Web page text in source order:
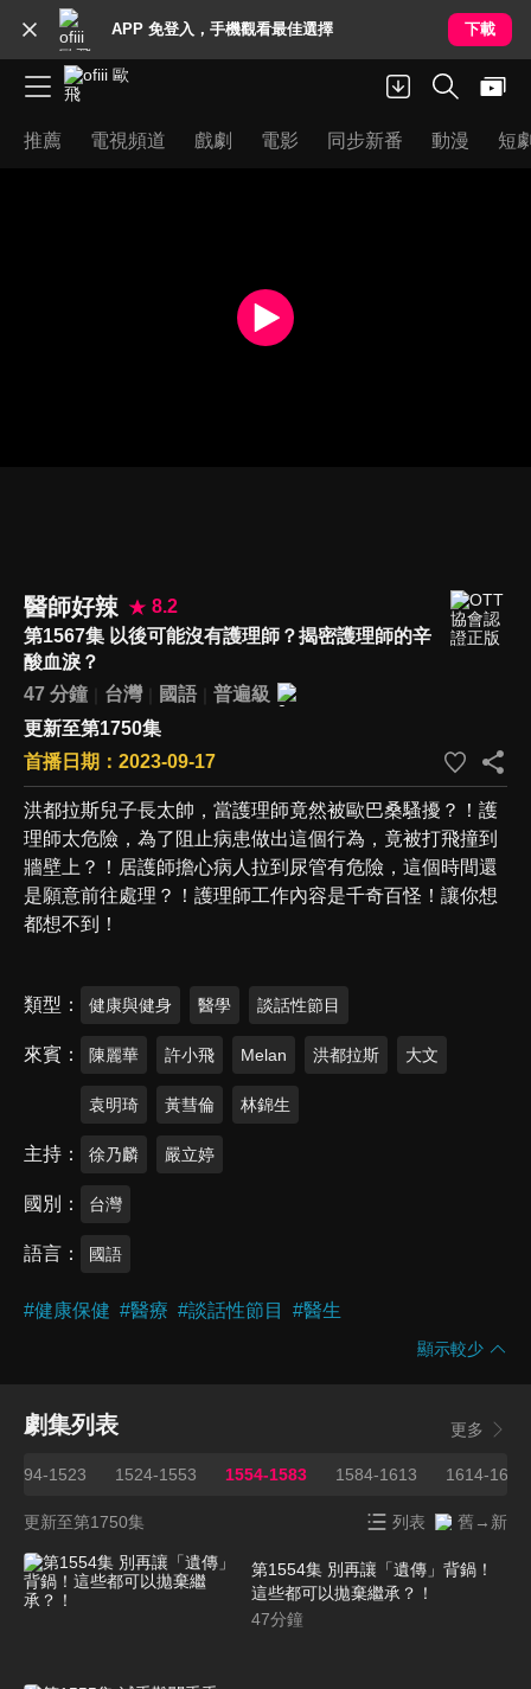
APP 免登入，手機觀看最佳選擇 下載
推薦 電視頻道 戲劇 電影 同步新番 動漫 短
醫師好辣
8.2
第1567集 以後可能沒有護理師？揭密護理師的辛
酸血淚？
47 分鐘
台灣 國語
普遍級
更新至第1750集
首播日期：2023-09-17
洪都拉斯兒子長太帥，當護理師竟然被歐巴桑騷擾？！護
理師太危險，為了阻止病患做出這個行為，竟被打飛撞到
牆壁上？！居護師擔心病人拉到尿管有危險，這個時間還
是願意前往處理？！護理師工作內容是千奇百怪！讓你想
都想不到！
類型 健康與健身 醫學 談話性節目
來賓 陳麗華 許小飛 Melan 洪都拉斯 大文
袁明琦 黃彗倫 林錦生
主持 徐乃麟 嚴立婷
國別 台灣
語言 國語
#健康保健 #醫療 #談話性節目 #醫生
顯示較少
劇集列表 更多
1494-1523 1524-1553 1554-1583 1584-1613 1614-1643
更新至第1750集 列表 舊→新
第1554集 別再讓「遺傳」背鍋！
這些都可以拋棄繼承？！
47分鐘